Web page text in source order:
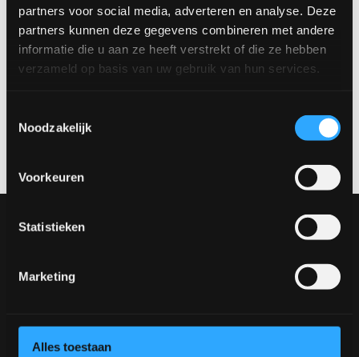
partners voor social media, adverteren en analyse. Deze
partners kunnen deze gegevens combineren met andere
informatie die u aan ze heeft verstrekt of die ze hebben
verzameld op basis van uw gebruik van hun services.
Noodzakelijk
Voorkeuren
Statistieken
Marketing
Alles toestaan
Zoals getoond: Hoogte: 260 cm | Breedte: 370,7 cm | Diepte: 60
cm
Wil je dit product in het echt bekijken? Bezoek onze showroom
en ontdek de verschillende materialen, kleuren en opstellingen.
Onze collectie
Stoelen
Inspiratie
Tafels